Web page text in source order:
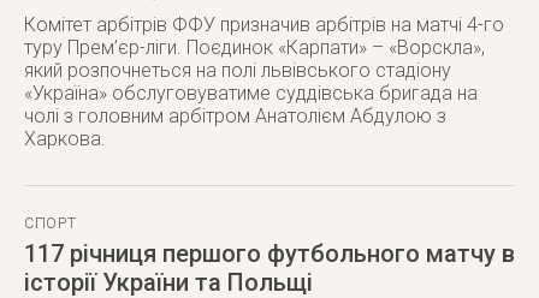
Комітет арбітрів ФФУ призначив арбітрів на матчі 4-го
туру Прем’єр-ліги. Поєдинок «Карпати» – «Ворскла»,
який розпочнеться на полі львівського стадіону
«Україна» обслуговуватиме суддівська бригада на
чолі з головним арбітром Анатолієм Абдулою з
Харкова.
СПОРТ
117 річниця першого футбольного матчу в
історії України та Польщі